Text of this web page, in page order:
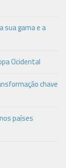
sua gama e a
Ocidental
chave
países